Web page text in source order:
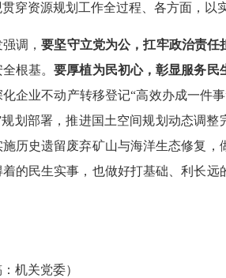
穿资源规划工作全过程、各方面，以
调，要坚守立党为公，扛牢政治责任
根基。要厚植为民初心，彰显服务民
企业不动产转移登记“高效办成一件
规划部署，推进国土空间规划动态调
施历史遗留废弃矿山与海洋生态修复
的民生实事，也做好打基础、利长
关党委）